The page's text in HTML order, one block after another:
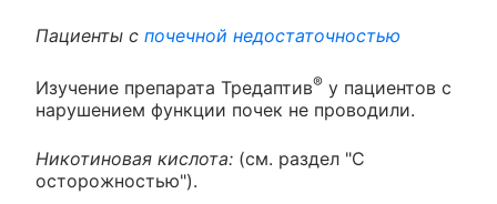
Пациенты с почечной недостаточностью
Изучение препарата Тредаптив® у пациентов с
нарушением функции почек не проводили.
Никотиновая кислота: (см. раздел "С
осторожностью").